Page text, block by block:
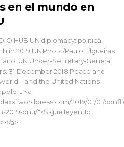
en el mundo en
HUB UN diplomacy: political
in 2019 UN Photo/Paulo Filgueiras
UN Under-Secretary-General
31 December 2018 Peace and
– and the United Nations –
… <a
2019/01/01/
2019-onu/">Sigue leyendo
a>